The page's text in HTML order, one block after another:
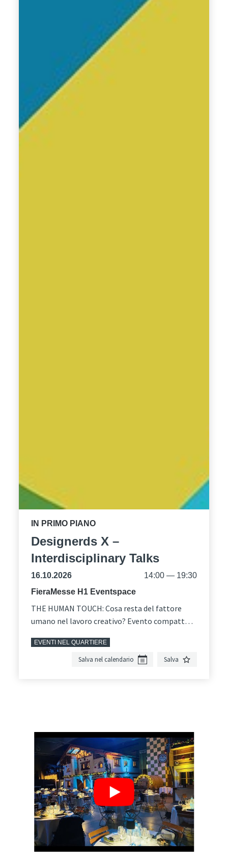
IN PRIMO PIANO
Designerds X –
Interdisciplinary Talks
16.10.2026
14:00 — 19:30
FieraMesse H1 Eventspace
THE HUMAN TOUCH: Cosa resta del fattore
umano nel lavoro creativo? Evento compatto
interventi con focus su processi creativi.
EVENTI NEL QUARTIERE
Salva
Salva nel calendario